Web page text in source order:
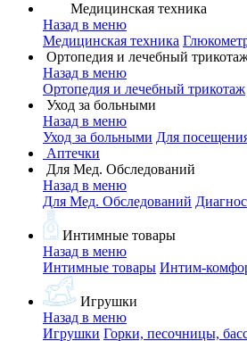
Медицинская техника
Назад в меню
Медицинская техника
Ортопедия и лечебный
Назад в меню
Ортопедия и лечебный трикотаж
Уход за больными
Назад в меню
Уход за больными Для
Аптечки
Для Мед. Обследований
Назад в меню
Для Мед. Обследований
Интимные товары
Назад в меню
Интимные товары Интим-
Игрушки
Назад в меню
Игрушки Горки, песочницы,